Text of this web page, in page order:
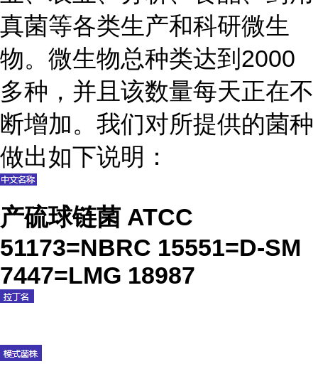
真菌等各类生产和科研微生
物。微生物总种类达到2000
多种，并且该数量每天正在不
断增加。我们对所提供的菌种
做出如下说明：
产硫球链菌 ATCC
51173=NBRC 15551=D-SM
7447=LMG 18987